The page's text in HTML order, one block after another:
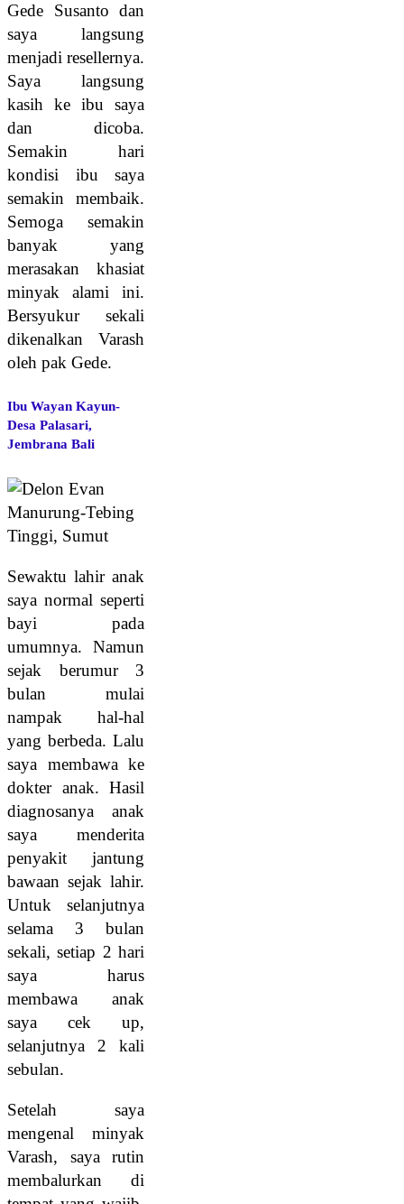
Gede Susanto dan
saya langsung
menjadi resellernya.
Saya langsung
kasih ke ibu saya
dan dicoba.
Semakin hari
kondisi ibu saya
semakin membaik.
Semoga semakin
banyak yang
merasakan khasiat
minyak alami ini.
Bersyukur sekali
dikenalkan Varash
oleh pak Gede.
Ibu Wayan Kayun-
Desa Palasari,
Jembrana Bali
Sewaktu lahir anak
saya normal seperti
bayi pada
umumnya. Namun
sejak berumur 3
bulan mulai
nampak hal-hal
yang berbeda. Lalu
saya membawa ke
dokter anak. Hasil
diagnosanya anak
saya menderita
penyakit jantung
bawaan sejak lahir.
Untuk selanjutnya
selama 3 bulan
sekali, setiap 2 hari
saya harus
membawa anak
saya cek up,
selanjutnya 2 kali
sebulan.
Setelah saya
mengenal minyak
Varash, saya rutin
membalurkan di